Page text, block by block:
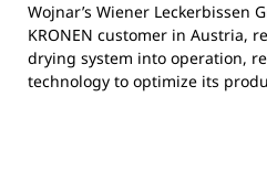
Wojnar’s Wiener Leckerbissen
KRONEN customer in Austria,
drying system into operation,
technology to optimize its